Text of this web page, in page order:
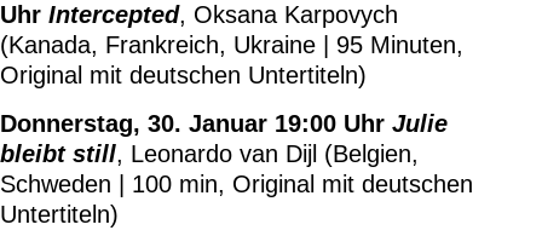
Uhr Intercepted, Oksana Karpovych
(Kanada, Frankreich, Ukraine | 95 Minuten,
Original mit deutschen Untertiteln)
Donnerstag, 30. Januar 19:00 Uhr Julie
bleibt still, Leonardo van Dijl (Belgien,
Schweden | 100 min, Original mit deutschen
Untertiteln)